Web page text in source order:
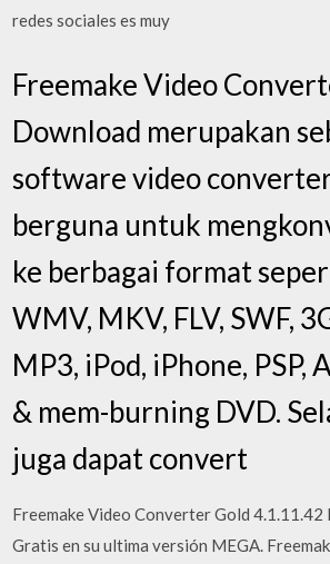
redes sociales es muy
Freemake Video
Download merupakan
software video
berguna untuk
ke berbagai format
WMV, MKV, FLV, SWF,
MP3, iPod, iPhone, PSP,
& mem-burning DVD.
juga dapat convert
Freemake Video Converter Gold 4.1.11.42
Gratis en su ultima versión MEGA.